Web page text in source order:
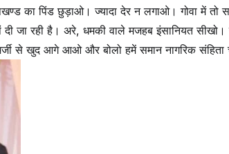
का पिंड छुड़ाओ। ज्यादा देर न लगाओ। गोवा में तो
दी जा रही है। अरे, धमकी वाले मजहब इंसानियत
से खुद आगे आओ और बोलो हमें समान नागरिक संहिता